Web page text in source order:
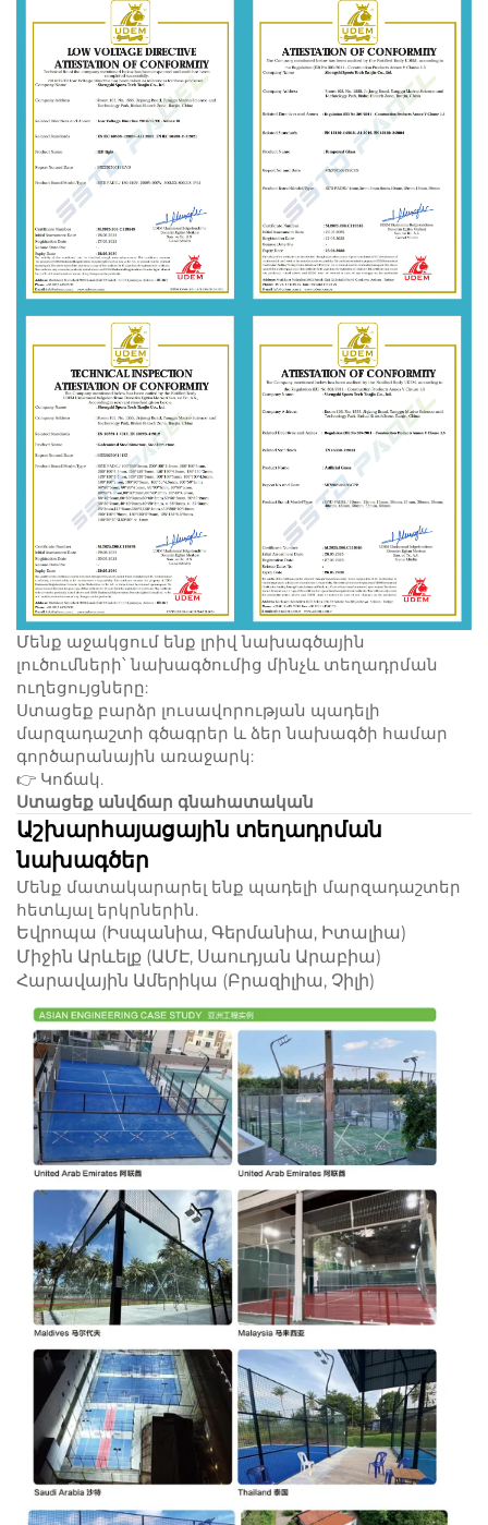
Մենք աջակցում ենք լրիվ նախագծային
լուծումների՝ նախագծումից մինչև տեղադրման
ուղեցույցները:
Ստացեք բարձր լուսավորության պադելի
մարզադաշտի գծագրեր և ձեր նախագծի համար
գործարանային առաջարկ:
👉 Կոճակ.
Ստացեք անվճար գնահատական
Աշխարհայացային տեղադրման
նախագծեր
Մենք մատակարարել ենք պադելի մարզադաշտեր
հետևյալ երկրներին.
Եվրոպա (Իսպանիա, Գերմանիա, Իտալիա)
Միջին Արևելք (ԱՄԷ, Սաուդյան Արաբիա)
Հարավային Ամերիկա (Բրազիլիա, Չիլի)